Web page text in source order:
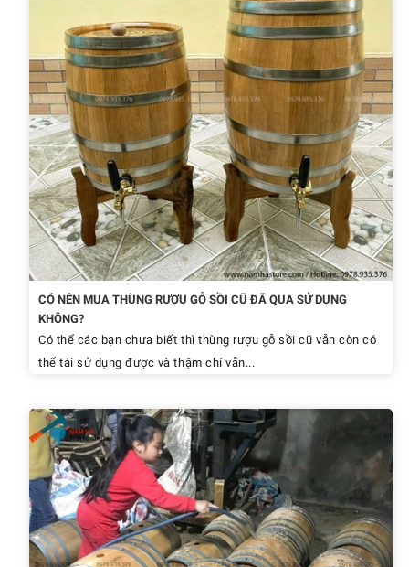
CÓ NÊN MUA THÙNG RƯỢU GỖ SỒI CŨ ĐÃ QUA SỬ DỤNG
KHÔNG?
Có thể các bạn chưa biết thì thùng rượu gỗ sồi cũ vẫn còn có
thể tái sử dụng được và thậm chí vẫn...